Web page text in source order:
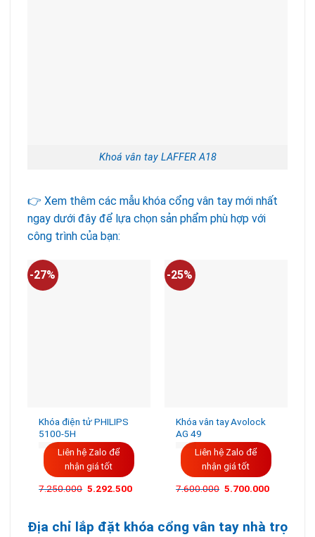
Khoá vân tay LAFFER A18
👉 Xem thêm các mẫu khóa cổng vân tay mới nhất
ngay dưới đây để lựa chọn sản phẩm phù hợp với
công trình của bạn:
-27%
Khóa điện tử PHILIPS
5100-5H
Liên hệ Zalo để
nhận giá tốt
7.250.000 5.292.500
-25%
Khóa vân tay Avolock
AG 49
Liên hệ Zalo để
nhận giá tốt
7.600.000 Giá
5.700.000Giá
Địa chỉ lắp đặt khóa cổng vân tay nhà trọ